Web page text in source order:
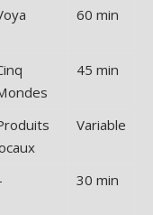
60 min
45 min
Variable
30 min